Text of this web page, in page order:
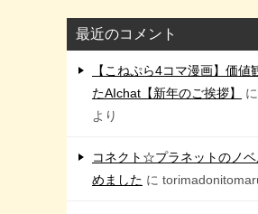
最近のコメント
【こねぷら4コマ漫画】価値
たAIchat【新年のご挨拶】
に
より
コネクト☆プラネットのノ
めました に